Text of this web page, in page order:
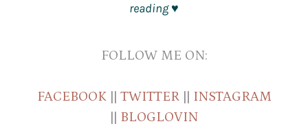
reading ♥
FOLLOW ME ON:
FACEBOOK|| TWITTER|| INSTAGRAM
BLOGLOVIN